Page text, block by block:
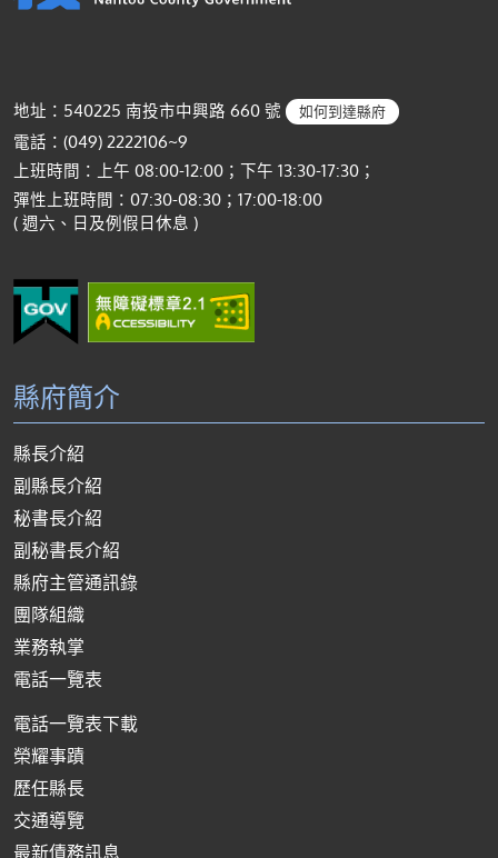
地址：540225 南投市中興路 660 號 如何到達縣府
電話：(049) 2222106~9
上班時間：上午 08:00-12:00；下午 13:30-17:30；
彈性上班時間：07:30-08:30；17:00-18:00
( 週六、日及例假日休息 )
縣府簡介
縣長介紹
副縣長介紹
秘書長介紹
副秘書長介紹
縣府主管通訊錄
團隊組織
業務執掌
電話一覽表
電話一覽表下載
榮耀事蹟
歷任縣長
交通導覽
最新債務訊息